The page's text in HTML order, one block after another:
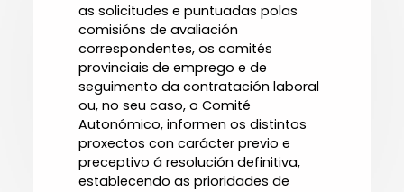
as solicitudes e puntuadas polas
comisións de avaliación
correspondentes, os comités
provinciais de emprego e de
seguimento da contratación laboral
ou, no seu caso, o Comité
Autonómico, informen os distintos
proxectos con carácter previo e
preceptivo á resolución definitiva,
establecendo as prioridades de